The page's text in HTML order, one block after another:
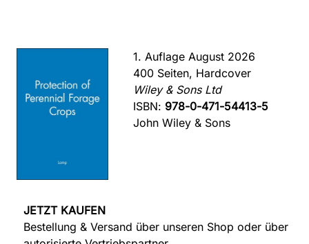
1. Auflage August 2026
400 Seiten, Hardcover
Wiley & Sons Ltd
ISBN: 978-0-471-54413-5
John Wiley & Sons
JETZT KAUFEN
Bestellung & Versand über unseren Shop oder über